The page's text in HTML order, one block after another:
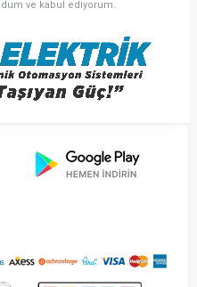
ve kabul ediyorum.